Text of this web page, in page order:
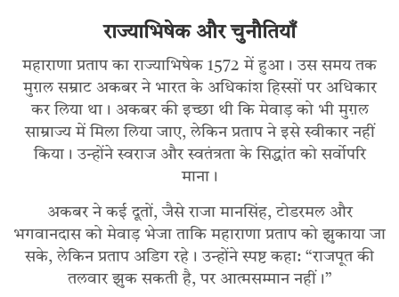
राज्याभिषेक और चुनौतियाँ
महाराणा प्रताप का राज्याभिषेक 1572 में हुआ। उस समय तक
मुग़ल सम्राट अकबर ने भारत के अधिकांश हिस्सों पर अधिकार
कर लिया था। अकबर की इच्छा थी कि मेवाड़ को भी मुग़ल
साम्राज्य में मिला लिया जाए, लेकिन प्रताप ने इसे स्वीकार नहीं
किया। उन्होंने स्वराज और स्वतंत्रता के सिद्धांत को सर्वोपरि
माना।
अकबर ने कई दूतों, जैसे राजा मानसिंह, टोडरमल और
भगवानदास को मेवाड़ भेजा ताकि महाराणा प्रताप को झुकाया जा
सके, लेकिन प्रताप अडिग रहे। उन्होंने स्पष्ट कहा: “राजपूत की
तलवार झुक सकती है, पर आत्मसम्मान नहीं।”